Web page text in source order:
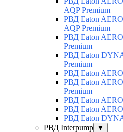
AQP Premium
РВД Eaton
AQP Premium
РВД Eaton
Premium
РВД Eaton
Premium
РВД Eaton
РВД Eaton
Premium
РВД Eaton
РВД Eaton
РВД Eaton
РВД Interpump
▼